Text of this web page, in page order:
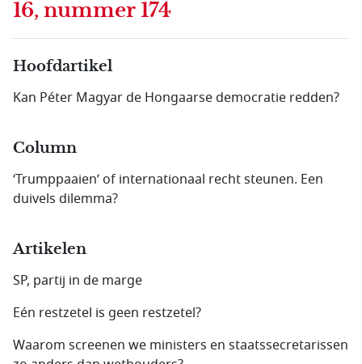
16, nummer 174
Hoofdartikel
Kan Péter Magyar de Hongaarse democratie redden?
Column
‘Trumppaaien’ of internationaal recht steunen. Een
duivels dilemma?
Artikelen
SP, partij in de marge
Eén restzetel is geen restzetel?
Waarom screenen we ministers en staatssecretarissen